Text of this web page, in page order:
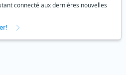
connecté aux dernières nouvelles